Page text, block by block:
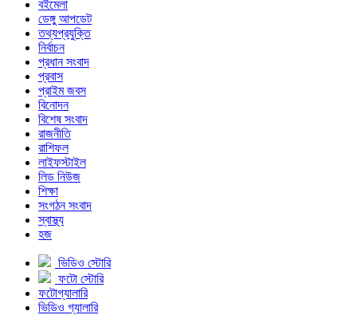
বইমেলা
ডেঙ্গু আপডেট
তথ্যপ্রযুক্তি
নির্বাচন
প্রধান সংবাদ
প্রবাস
প্রাইম জবস
বিনোদন
বিশেষ সংবাদ
রাজনীতি
রাশিফল
লাইফস্টাইল
লিড নিউজ
শিক্ষা
সংগঠন সংবাদ
স্বাস্থ্য
হজ
ভিডিও স্টোরি
ফটো স্টোরি
ফটোগ্যালারি
ভিডিও গ্যালারি